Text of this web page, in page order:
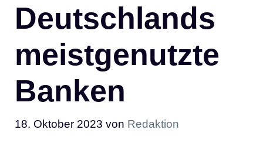
Deutschlands
meistgenutzte
Banken
18. Oktober 2023 von Redaktion